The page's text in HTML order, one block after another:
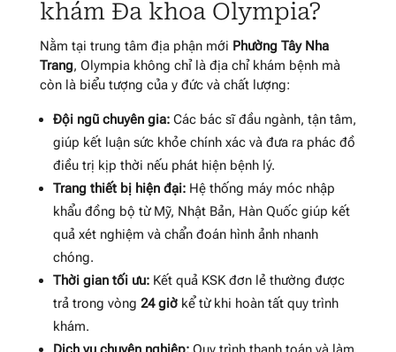
khám Đa khoa Olympia?
Nằm tại trung tâm địa phận mới Phường Tây Nha
Trang, Olympia không chỉ là địa chỉ khám bệnh mà
còn là biểu tượng của y đức và chất lượng:
Đội ngũ chuyên gia:Các bác sĩ đầu ngành, tận tâm,
giúp kết luận sức khỏe chính xác và đưa ra phác đồ
điều trị kịp thời nếu phát hiện bệnh lý.
Trang thiết bị hiện đại:Hệ thống máy móc nhập
khẩu đồng bộ từ Mỹ, Nhật Bản, Hàn Quốc giúp kết
quả xét nghiệm và chẩn đoán hình ảnh nhanh
chóng.
Thời gian tối ưu:Kết quả KSK đơn lẻ thường được
trả trong vòng 24 giờkể từ khi hoàn tất quy trình
khám.